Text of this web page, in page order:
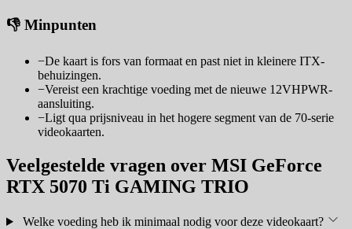
👎 Minpunten
−De kaart is fors van formaat en past niet in kleinere ITX-
behuizingen.
−Vereist een krachtige voeding met de nieuwe 12VHPWR-
aansluiting.
−Ligt qua prijsniveau in het hogere segment van de 70-serie
videokaarten.
Veelgestelde vragen over MSI GeForce
RTX 5070 Ti GAMING TRIO
Welke voeding heb ik minimaal nodig voor deze videokaart?